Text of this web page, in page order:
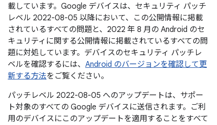
載しています。Google デバイスは、セキュリティ パッチ
レベル 2022-08-05 以降において、この公開情報に掲載
されているすべての問題と、2022 年 8 月の Android のセ
キュリティに関する公開情報に掲載されているすべての問
題に対処しています。デバイスのセキュリティ パッチレ
ベルを確認するには、 Android のバージョンを確認して更
新する方法をご覧ください。
パッチレベル 2022-08-05 へのアップデートは、サポー
ト対象のすべての Google デバイスに送信されます。ご利
用のデバイスにこのアップデートを適用することをすべて